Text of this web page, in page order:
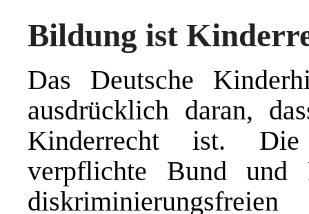
Bildung ist
Das Deutsche
ausdrücklich daran,
Kinderrecht ist. Die
verpflichte Bund und